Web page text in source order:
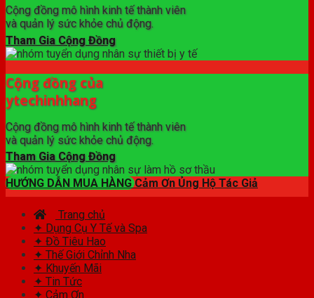
Cộng đồng mô hình kinh tế thành viên
và quản lý sức khỏe chủ động.
Tham Gia Cộng Đồng
Cộng đồng của
ytechinhhang
Cộng đồng mô hình kinh tế thành viên
và quản lý sức khỏe chủ động.
Tham Gia Cộng Đồng
HƯỚNG DẪN MUA HÀNG Cảm Ơn Ủng Hộ Tác Giả
Trang chủ
✦ Dụng Cụ Y Tế và Spa
✦ Đồ Tiêu Hao
✦ Thế Giới Chỉnh Nha
✦ Khuyến Mãi
✦ Tin Tức
✦ Cảm Ơn